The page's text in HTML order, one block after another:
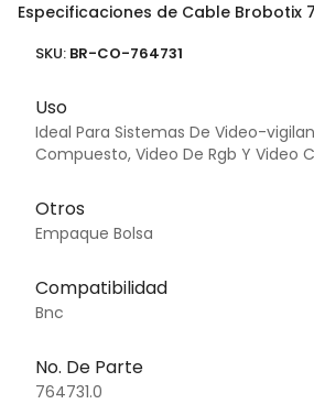
Especificaciones de Cable Brobotix
SKU: BR-CO-764731
Uso
Ideal Para Sistemas De Video-
Compuesto, Video De Rgb Y Video
Otros
Empaque Bolsa
Compatibilidad
Bnc
No. De Parte
764731.0